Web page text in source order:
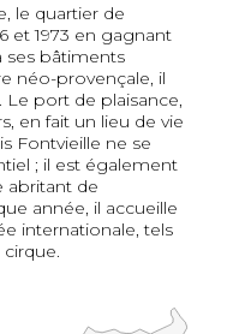
le quartier de
et 1973 en gagnant
ses bâtiments
néo-provençale, il
port de plaisance,
en fait un lieu de vie
Fontvieille ne se
; il est également
abritant de
année, il accueille
internationale, tels